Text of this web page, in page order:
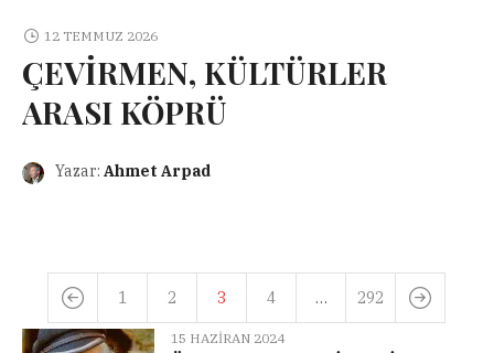
12 TEMMUZ 2026
ÇEVİRMEN, KÜLTÜRLER
ARASI KÖPRÜ
Yazar: Ahmet Arpad
1 2 3 4 … 292
15 HAZIRAN 2024